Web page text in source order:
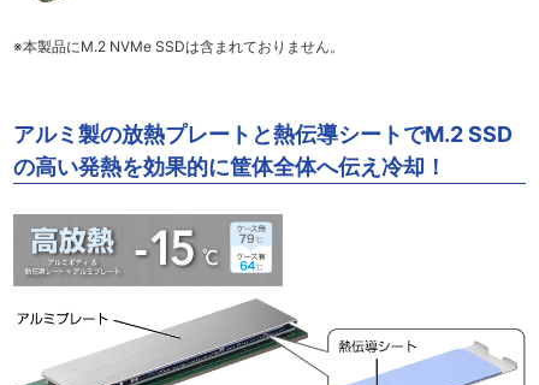
※本製品にM.2 NVMe SSDは含まれておりません。
アルミ製の放熱プレートと熱伝導シートでM.2 SSD
の高い発熱を効果的に筐体全体へ伝え冷却！